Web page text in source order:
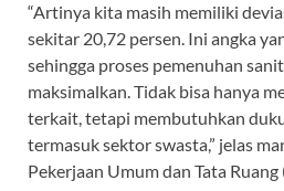
“Artinya kita masih memiliki
sekitar 20,72 persen. Ini angka
sehingga proses pemenuhan
maksimalkan. Tidak bisa hanya
terkait, tetapi membutuhkan
termasuk sektor swasta,” jelas
Pekerjaan Umum dan Tata